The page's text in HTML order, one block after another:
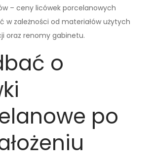
– ceny licówek porcelanowych
w zależności od materiałów użytych
oraz renomy gabinetu.
o
po